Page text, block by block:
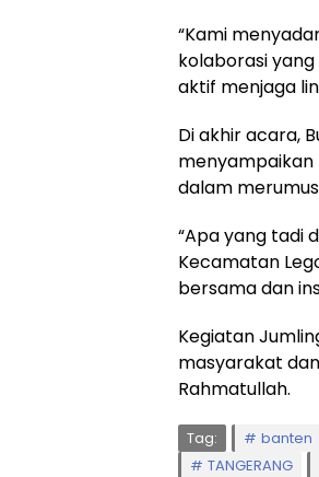
“Kami
kolaborasi
aktif menjaga
Di akhir acara,
menyampaikan
dalam
“Apa yang tadi
Kecamatan
bersama dan
Kegiatan
masyarakat
Rahmatullah.
Tag: banten
TANGERANG